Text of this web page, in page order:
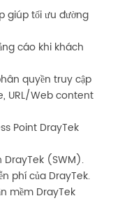
giúp tối ưu đường
cáo khi khách
quyền truy cập
URL/Web content
Point DrayTek
DrayTek (SWM).
phí của DrayTek.
mềm DrayTek